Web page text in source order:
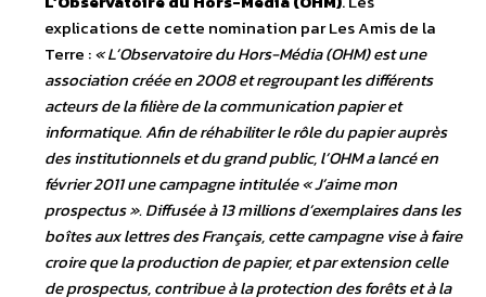
explications de cette nomination par Les Amis de la
Terre :« L’Observatoire du Hors-Média (OHM) est une
association créée en 2008 et regroupant les différents
acteurs de la filière de la communication papier et
informatique. Afin de réhabiliter le rôle du papier auprès
des institutionnels et du grand public, l’OHM a lancé en
février 2011 une campagne intitulée « J’aime mon
prospectus ». Diffusée à 13 millions d’exemplaires dans les
boîtes aux lettres des Français, cette campagne vise à faire
croire que la production de papier, et par extension celle
de prospectus, contribue à la protection des forêts et à la